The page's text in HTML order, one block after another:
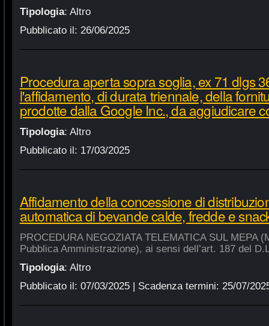
Tipologia: Altro
Pubblicato il: 26/06/2025
Procedura aperta sopra soglia, ex 71 dlgs
l'affidamento, di durata triennale, della
prodotte dalla Google Inc., da aggiudicare
Tipologia: Altro
Pubblicato il: 17/03/2025
Affidamento della concessione di
automatica di bevande calde, fredde e
PROCEDURA NEGOZIATA TELEMATICA SUL MEPA
Pubblica Amministrazione), ai sensi dell’art. 187 del
Tipologia: Altro
Pubblicato il: 07/03/2025| Scadenza termini: 25/07/